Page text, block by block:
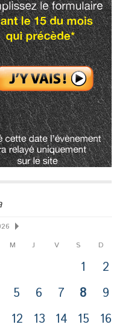
M J V S D
1
2
5 6 7 8
9
12 13 14 15
16